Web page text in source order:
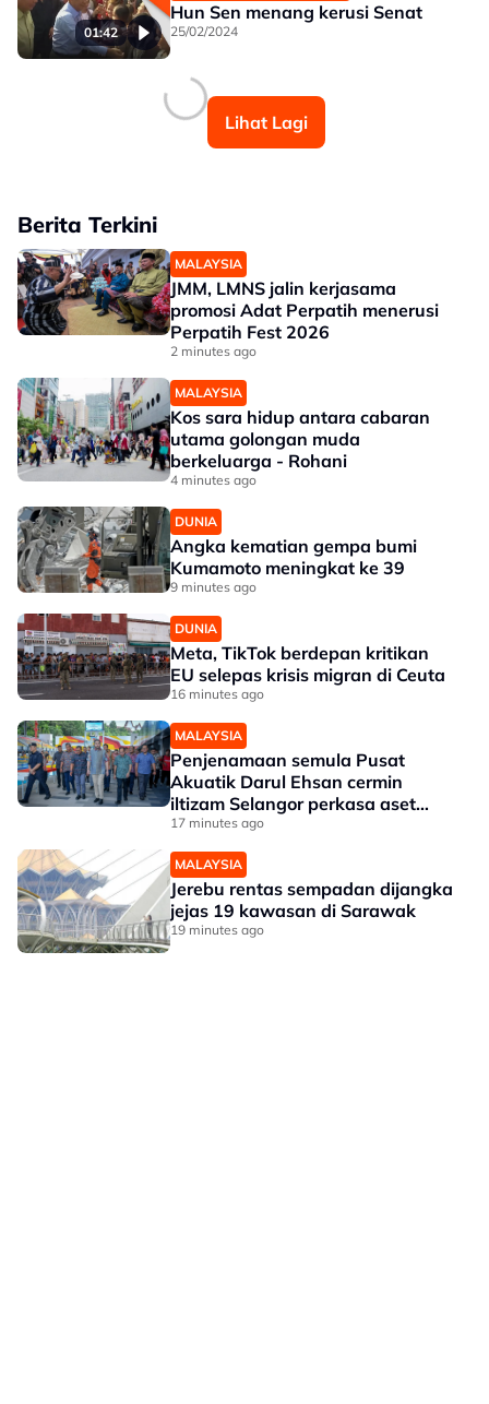
01:42
Hun Sen menang kerusi Senat
25/02/2024
Lihat Lagi
Berita Terkini
MALAYSIA
JMM, LMNS jalin kerjasama
promosi Adat Perpatih menerusi
Perpatih Fest 2026
2 minutes ago
MALAYSIA
Kos sara hidup antara cabaran
utama golongan muda
berkeluarga - Rohani
4 minutes ago
DUNIA
Angka kematian gempa bumi
Kumamoto meningkat ke 39
9 minutes ago
DUNIA
Meta, TikTok berdepan kritikan
EU selepas krisis migran di Ceuta
16 minutes ago
MALAYSIA
Penjenamaan semula Pusat
Akuatik Darul Ehsan cermin
iltizam Selangor perkasa aset
awam - Amirudin
17 minutes ago
MALAYSIA
Jerebu rentas sempadan dijangka
jejas 19 kawasan di Sarawak
19 minutes ago